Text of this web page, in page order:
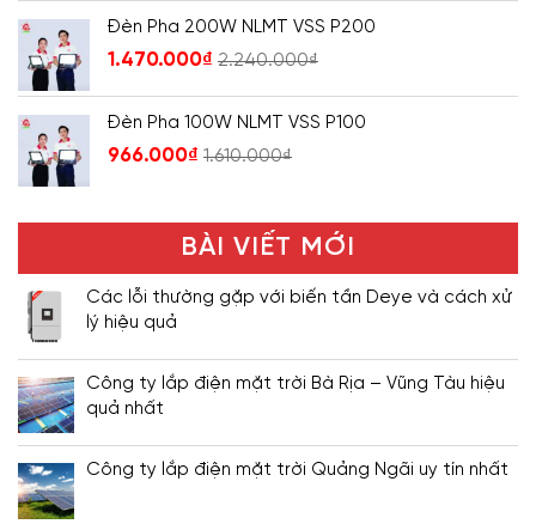
Đèn Pha 200W NLMT VSS P200
1.470.000₫ 2.240.000₫
Đèn Pha 100W NLMT VSS P100
966.000₫ 1.610.000₫
BÀI VIẾT MỚI
Các lỗi thường gặp với biến tần Deye và cách xử
lý hiệu quả
Công ty lắp điện mặt trời Bà Rịa – Vũng Tàu hiệu
quả nhất
Công ty lắp điện mặt trời Quảng Ngãi uy tín nhất